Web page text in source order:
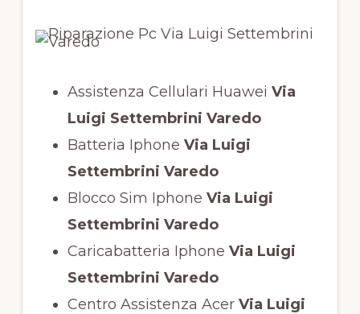
Assistenza Cellulari Huawei Via
Luigi Settembrini Varedo
Batteria Iphone Via Luigi
Settembrini Varedo
Blocco Sim Iphone Via Luigi
Settembrini Varedo
Caricabatteria Iphone Via Luigi
Settembrini Varedo
Centro Assistenza AcerVia Luigi